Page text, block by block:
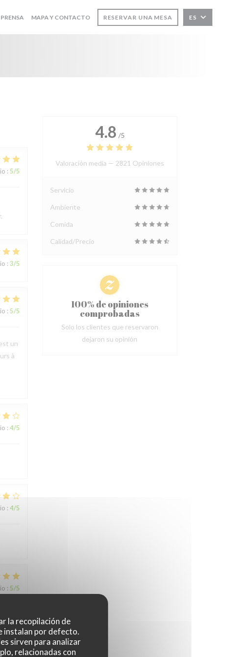
la recopilación de
instalan por defecto.
sirven para analizar
relacionadas con
PRENSA MAPA Y CONTACTO RESERVAR UNA MESA ES
: 5/5
: 3/5
: 5/5
un
à
: 4/5
: 4/5
: 5/5
4.8 /5
Valoración media — 2821 Opiniones
Servicio
Ambiente
Comida
Calidad/Precio
100% de opiniones
comprobadas
Solo los clientes que reservaron
dejaron su opinión